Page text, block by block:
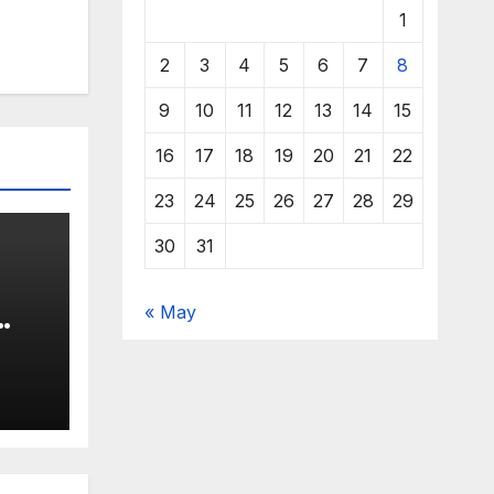
1
2 3 4 5 6 7 8
9 10 11 12 13 14 15
16 17 18 19 20 21 22
23 24 25 26 27 28 29
30 31
« May